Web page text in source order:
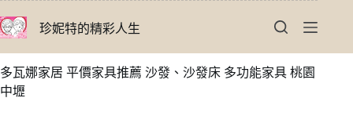
至
要
內
珍妮特的精彩人生
多瓦娜家居 平價家具推薦 沙發、沙發床 多功能家具 桃園
中壢